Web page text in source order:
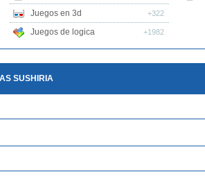
Juegos en 3d +322
Juegos de logica +1982
SUSHIRIA